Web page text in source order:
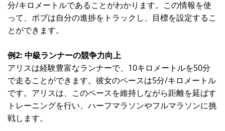
分/キロメートルであることがわかります。この情報を使
って、ボブは自分の進捗をトラックし、目標を設定するこ
とができます。
例2: 中級ランナーの競争力向上
アリスは経験豊富なランナーで、10キロメートルを50分
で走ることができます。彼女のペースは5分/キロメートル
です。アリスは、このペースを維持しながら距離を延ばす
トレーニングを行い、ハーフマラソンやフルマラソンに挑
戦します。